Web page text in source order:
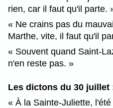
rien, car il faut qu'il parte.
Ne crains pas du
Marthe, vite, il faut qu'il
Souvent quand Saint-
n'en reste pas.
Les dictons du 30 juillet
À la Sainte-Juliette,